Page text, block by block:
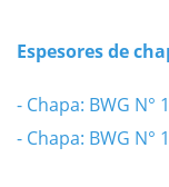
Espesores de
- Chapa: BWG N°
- Chapa: BWG N°